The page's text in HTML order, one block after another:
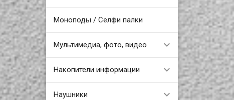
Моноподы / Селфи палки
Мультимедиа, фото, видео
Накопители информации
Наушники